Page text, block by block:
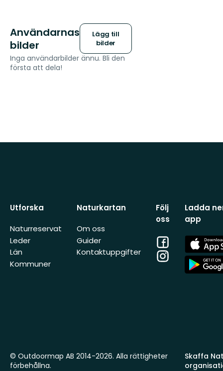
Användarnas
bilder
Lägg till
bilder
Inga användarbilder ännu. Bli den
första att dela!
Utforska
Naturreservat
Leder
Län
Kommuner
Naturkartan
Om oss
Guider
Kontaktuppgifter
Följ
oss
Facebook
Instagram
Ladda
app
App
Store
App
Store
Skaffa
© Outdoormap AB 2014-2026. Alla rättigheter
förbehållna.